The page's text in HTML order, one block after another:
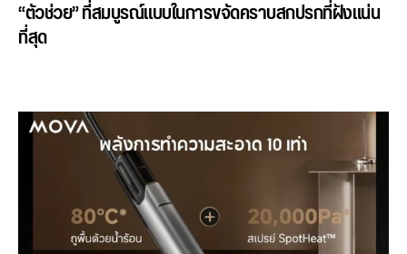
“ตัวช่วย” ที่สมบูรณ์แบบในการขจัดคราบสกปรกที่ฝังแน่น
ที่สุด